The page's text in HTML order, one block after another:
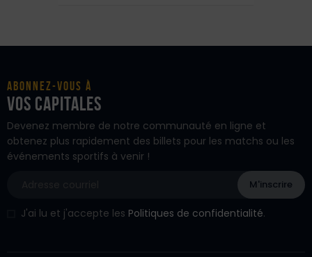
Abonnez-vous à
vos Capitales
Devenez membre de notre communauté en ligne et
obtenez plus rapidement des billets pour les matchs ou les
événements sportifs à venir !
J'ai lu et j'accepte les Politiques de confidentialité.